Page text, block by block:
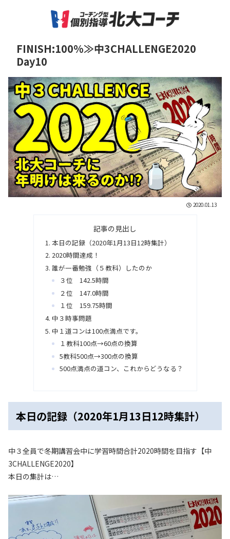
FINISH:100%≫中3CHALLENGE2020
Day10
2020.01.13
記事の見出し
本日の記録（2020年1月13日12時集計）
2020時間達成！
誰が一番勉強（５教科）したのか
３位 142.5時間
２位 147.0時間
１位 159.75時間
中３時事問題
中１道コンは100点満点です。
１教科100点→60点の換算
5教科500点→300点の換算
500点満点の道コン、これからどうなる？
本日の記録（2020年1月13日12時集計）
中３全員で冬期講習会中に学習時間合計2020時間を目指す【中
3CHALLENGE2020】
本日の集計は…